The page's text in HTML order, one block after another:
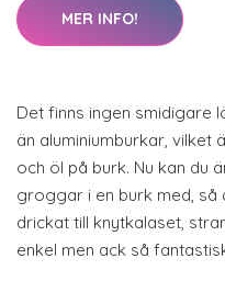
MER INFO!
Det finns ingen smidigare
än aluminiumburkar,
och öl på burk. Nu kan du
groggar i en burk med, så
drickat till knytkalaset,
enkel men ack så